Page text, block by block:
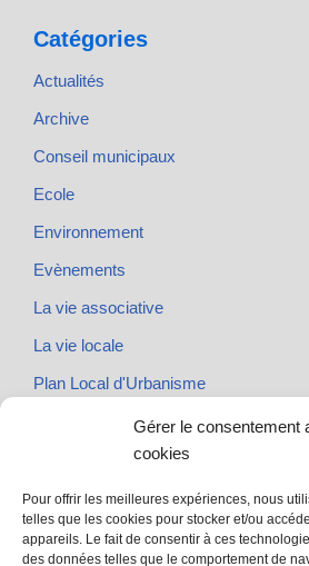
Gérer le consentement
cookies
Pour offrir les meilleures expériences, nous
telles que les cookies pour stocker et/ou
appareils. Le fait de consentir à ces
des données telles que le comportement de
Catégories
Actualités
Archive
Conseil municipaux
Ecole
Environnement
Evènements
La vie associative
La vie locale
Plan Local d'Urbanisme